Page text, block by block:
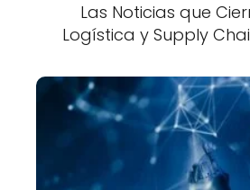
Las Noticias que
Logística y Supply